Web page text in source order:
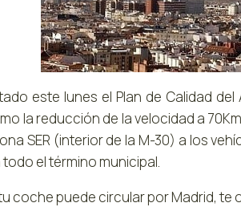
este lunes el Plan de Calidad
la reducción de la velocidad a
SER (interior de la M-30) a los
el término municipal.
coche puede circular por Madrid, te